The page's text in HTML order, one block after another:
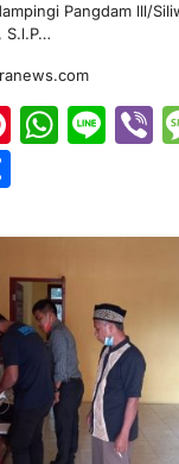
Pangdam lll/
S.l.P…
Pinterest